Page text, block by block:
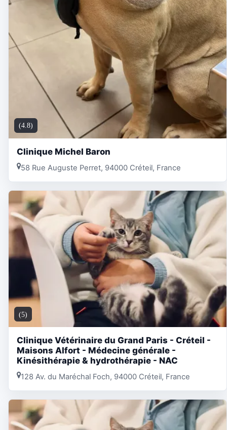
(4.8)
Clinique Michel Baron
58 Rue Auguste Perret, 94000 Créteil, France
(5)
Clinique Vétérinaire du Grand Paris - Créteil -
Maisons Alfort - Médecine générale -
Kinésithérapie & hydrothérapie - NAC
128 Av. du Maréchal Foch, 94000 Créteil, France